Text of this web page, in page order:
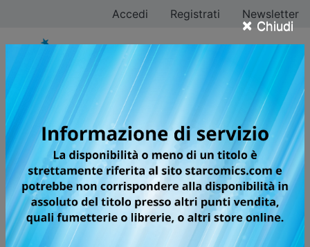
× Chiudi
Accedi Registrati Newsletter
CLAYMORE NEW
EDITION
Volumi totali: 27 — Volumi pubblicati: 29
🏆Neko Awards, 2023 (Miglior ripescaggio)
I claymore sono impavidi guerrieri semiumani dalle